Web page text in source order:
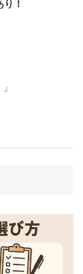
！